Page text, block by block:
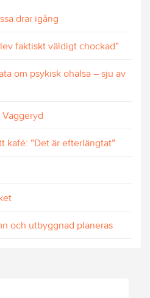
drar igång
faktiskt väldigt chockad”
om psykisk ohälsa – sju av
kafé: ”Det är efterlängtat”
och utbyggnad planeras